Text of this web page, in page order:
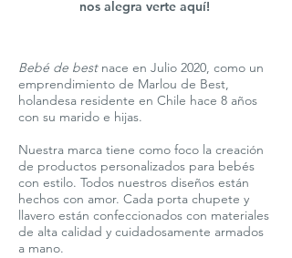
nos alegra verte aquí!
Bebé de best nace en Julio 2020, como un
emprendimiento de Marlou de Best,
holandesa residente en Chile hace 8 años
con su marido e hijas.
Nuestra marca tiene como foco la creación
de productos personalizados para bebés
con estilo. Todos nuestros diseños están
hechos con amor. Cada porta chupete y
llavero están confeccionados con materiales
de alta calidad y cuidadosamente armados
a mano.